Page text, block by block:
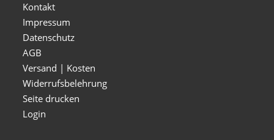
Kontakt
Impressum
Datenschutz
AGB
Versand | Kosten
Widerrufsbelehrung
Seite drucken
Login